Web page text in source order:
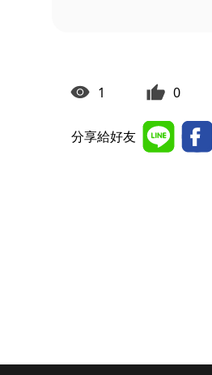
1 0
分享給好友